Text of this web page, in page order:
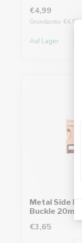
€4,99
Grundpreis: €4,99 /
Auf Lager
Metal Side
Buckle
€3,65